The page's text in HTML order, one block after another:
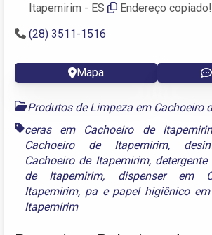
Itapemirim - ES
Endereço copiado!
(28) 3511-1516
Mapa
Produtos de Limpeza em Cachoeiro
ceras em Cachoeiro de
Cachoeiro de Itapemirim,
Cachoeiro de Itapemirim,
de Itapemirim, dispenser em
Itapemirim, pae papel higiênico
Itapemirim